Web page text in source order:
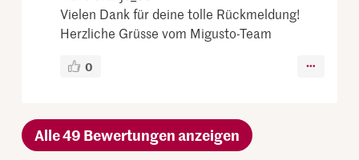
Vielen Dank für deine tolle Rückmeldung!
Herzliche Grüsse vom Migusto-Team
0
Alle 49 Bewertungen anzeigen